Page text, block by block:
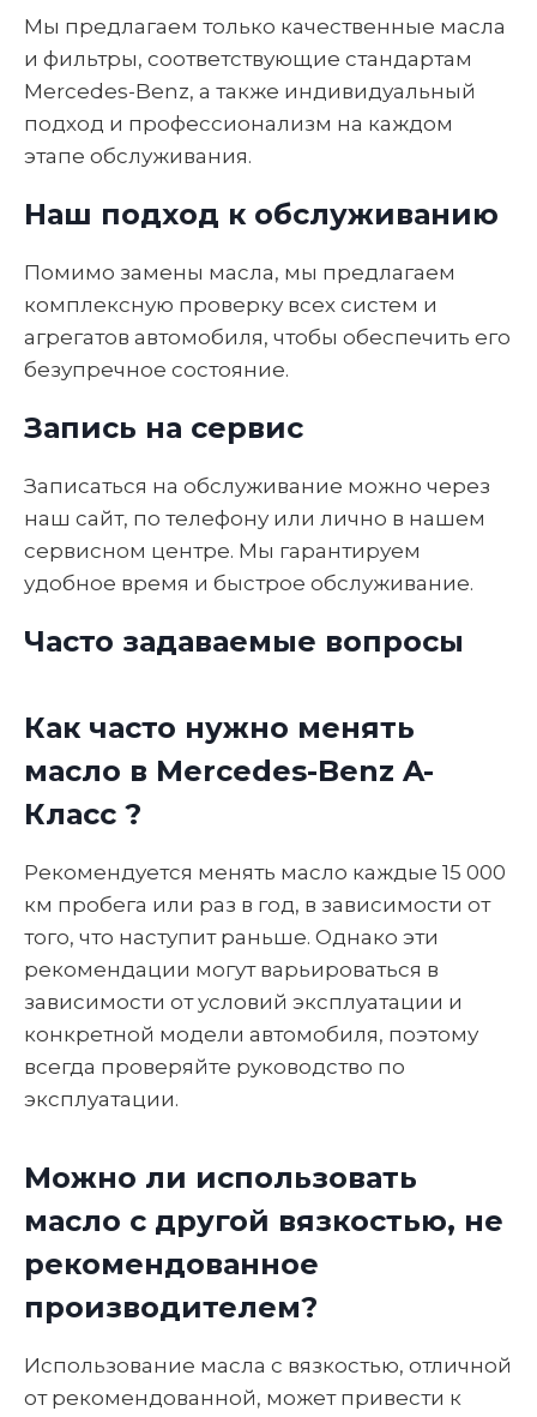
Мы предлагаем только качественные масла
и фильтры, соответствующие стандартам
Mercedes-Benz, а также индивидуальный
подход и профессионализм на каждом
этапе обслуживания.
Наш подход к обслуживанию
Помимо замены масла, мы предлагаем
комплексную проверку всех систем и
агрегатов автомобиля, чтобы обеспечить его
безупречное состояние.
Запись на сервис
Записаться на обслуживание можно через
наш сайт, по телефону или лично в нашем
сервисном центре. Мы гарантируем
удобное время и быстрое обслуживание.
Часто задаваемые вопросы
Как часто нужно менять
масло в Mercedes-Benz A-
Класс ?
Рекомендуется менять масло каждые 15 000
км пробега или раз в год, в зависимости от
того, что наступит раньше. Однако эти
рекомендации могут варьироваться в
зависимости от условий эксплуатации и
конкретной модели автомобиля, поэтому
всегда проверяйте руководство по
эксплуатации.
Можно ли использовать
масло с другой вязкостью, не
рекомендованное
производителем?
Использование масла с вязкостью, отличной
от рекомендованной, может привести к